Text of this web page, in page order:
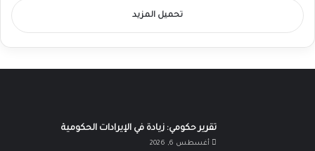
تحميل المزيد
تقرير حكومي: زيادة في الإيرادات الحكومية
أغسطس 6, 2026